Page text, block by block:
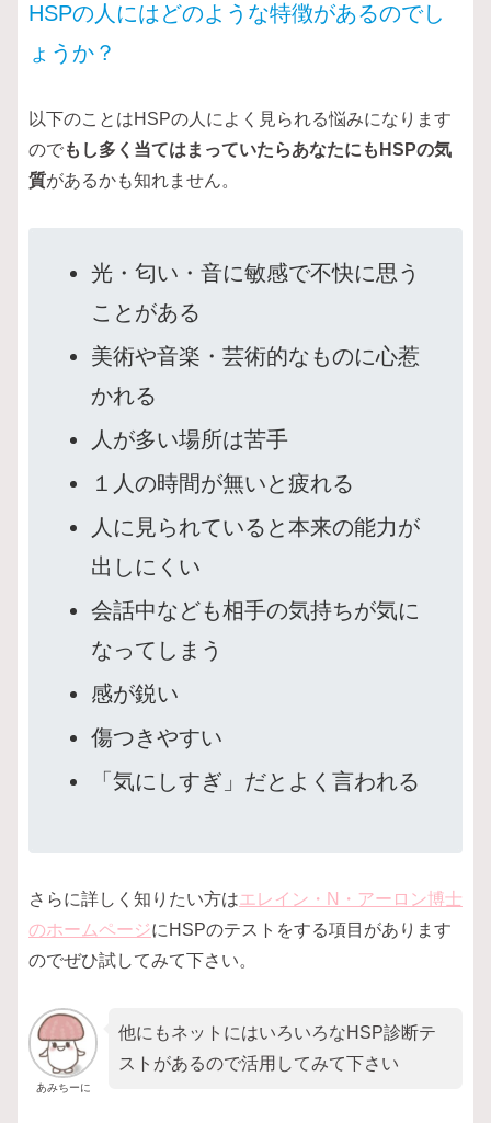
HSPの人にはどのような特徴があるのでし
ょうか？
以下のことはHSPの人によく見られる悩みになります
のでもし多く当てはまっていたらあなたにもHSPの気
質があるかも知れません。
光・匂い・音に敏感で不快に思う
ことがある
美術や音楽・芸術的なものに心惹
かれる
人が多い場所は苦手
１人の時間が無いと疲れる
人に見られていると本来の能力が
出しにくい
会話中なども相手の気持ちが気に
なってしまう
感が鋭い
傷つきやすい
「気にしすぎ」だとよく言われる
さらに詳しく知りたい方はエレイン・N・アーロン博士
のホームページにHSPのテストをする項目があります
のでぜひ試してみて下さい。
あみちーに
他にもネットにはいろいろなHSP診断テ
ストがあるので活用してみて下さい